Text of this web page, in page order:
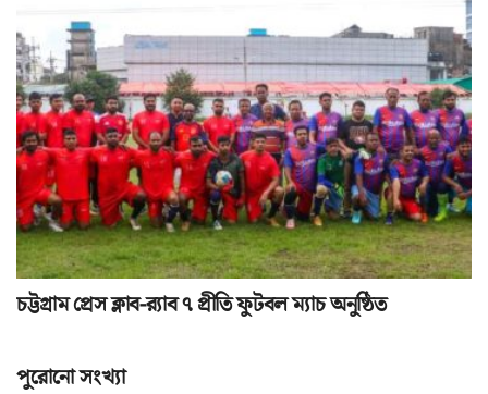
চট্টগ্রাম প্রেস ক্লাব-র‌্যাব ৭ প্রীতি ফুটবল ম্যাচ অনুষ্ঠিত
পুরোনো সংখ্যা